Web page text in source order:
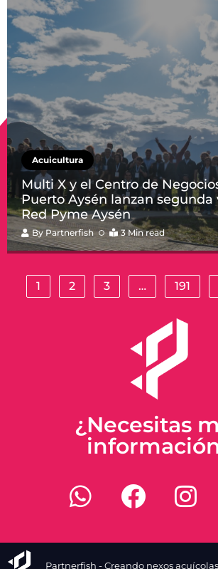
Acuicultura
Multi X y el Centro de
Puerto Aysén lanzan segunda
Red Pyme Aysén
By Partnerfish 3 Min read
1 2 3 … 191
¿Necesitas
Partnerfish - Creando nexos acuícolas